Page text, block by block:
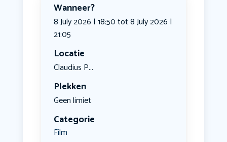
Wanneer?
8 July 2026 | 18:50 tot 8 July 2026 |
21:05
Locatie
Claudius P...
Plekken
Geen limiet
Categorie
Film